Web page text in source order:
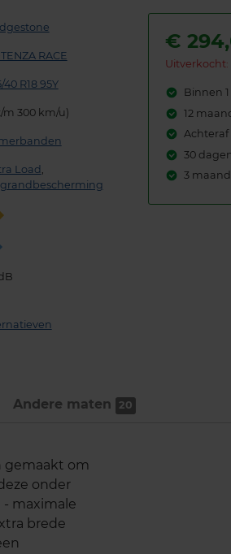
RACE
40 R18 95Y
m 300 km/u)
Load ,
€
Uitverkocht:
Binnen
12
Achteraf
30
3
Andere maten 20
gemaakt om
onder
maximale
brede